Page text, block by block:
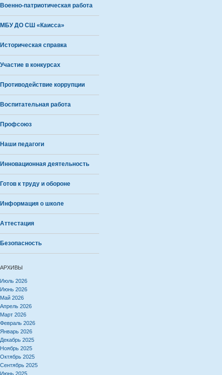
Военно-патриотическая работа
МБУ ДО СШ «Каисса»
Историческая справка
Участие в конкурсах
Противодействие коррупции
Воспитательная работа
Профсоюз
Наши педагоги
Инновационная деятельность
Готов к труду и обороне
Информация о школе
Аттестация
Безопасность
АРХИВЫ
Июль 2026
Июнь 2026
Май 2026
Апрель 2026
Март 2026
Февраль 2026
Январь 2026
Декабрь 2025
Ноябрь 2025
Октябрь 2025
Сентябрь 2025
Июнь 2025